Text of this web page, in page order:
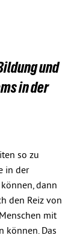
und
in der
so zu
in der
dann
den Reiz von
mit
können. Das